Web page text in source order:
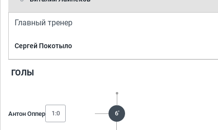
Главный тренер
Сергей Покотыло
ГОЛЫ
Антон Оппер 1:0 6'